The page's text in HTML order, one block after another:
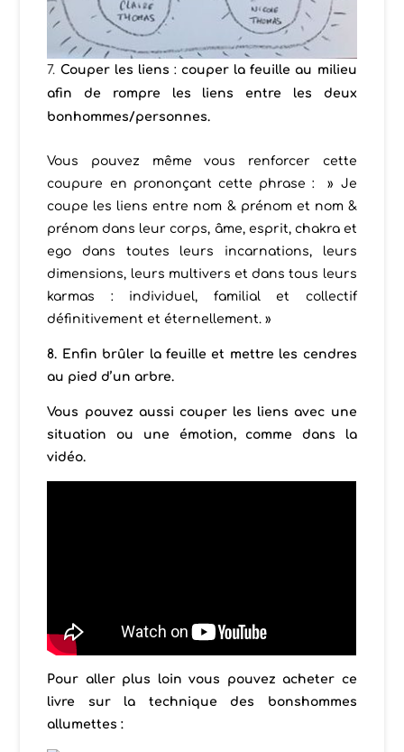
Couper les liens : couper la feuille au milieu
afin de rompre les liens entre les deux
bonhommes/personnes.
Vous pouvez même vous renforcer cette
coupure en prononçant cette phrase : » Je
coupe les liens entre nom & prénomet nom &
prénom dans leur corps, âme, esprit, chakra et
ego dans toutes leurs incarnations, leurs
dimensions, leurs multivers et dans tous leurs
karmas : individuel, familial et collectif
définitivement et éternellement. »
8. Enfin brûler la feuille et mettre les cendres
au pied d’un arbre.
Vous pouvez aussi couper les liens avec une
situation ou une émotion, comme dans la
vidéo.
Pour aller plus loin vous pouvez acheter ce
livre sur la technique des bonshommes
allumettes :